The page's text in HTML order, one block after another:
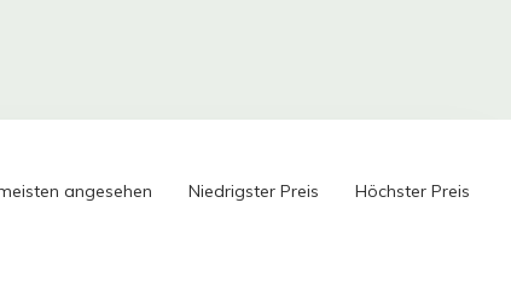
angesehen Niedrigster Preis Höchster Preis